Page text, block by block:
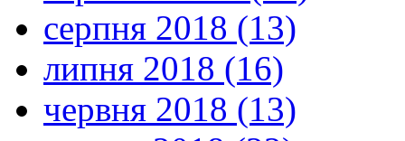
серпня 2018 (13)
липня 2018 (16)
червня 2018 (13)